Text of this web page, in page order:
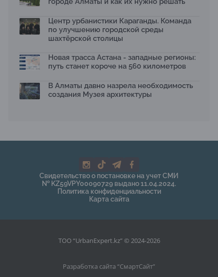
Центр урбанистики Караганды. Команда
по улучшению городской среды
шахтёрской столицы
Новая трасса Астана - западные регионы:
путь станет короче на 560 километров
В Алматы давно назрела необходимость
создания Музея архитектуры
Свидетельство о постановке на учет СМИ
№ KZ59VPY00090729 выдано 11.04.2024.
Политика конфиденциальности
Карта сайта
ТОО “UrbanExpert.kz” © 2024-2026
Разработка сайта “СмартСайт”